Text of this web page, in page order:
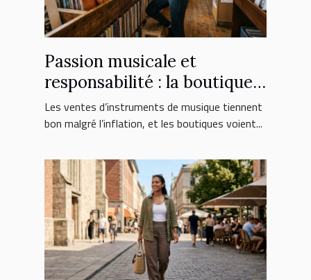
Passion musicale et
responsabilité : la boutique
face aux nouveaux
consommateurs
Les ventes d’instruments de musique tiennent
bon malgré l’inflation, et les boutiques voient...